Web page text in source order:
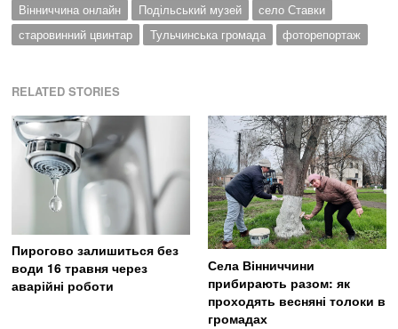
Вінниччина онлайн Подільський музей
село Ставки
старовинний цвинтар
Тульчинська громада фоторепортаж
RELATED STORIES
Пирогово залишиться без
води 16 травня через
аварійні роботи
Села Вінниччини
прибирають разом: як
проходять весняні толоки в
громадах